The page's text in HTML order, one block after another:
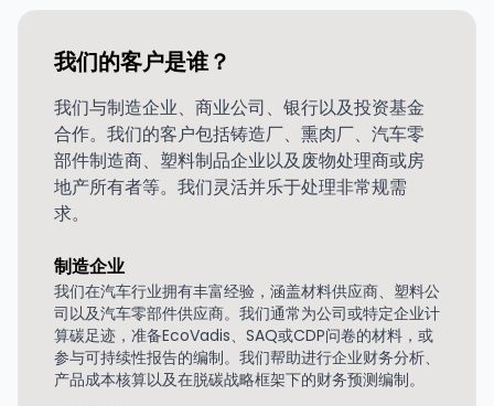
我们的客户是谁？
我们与制造企业、商业公司、银行以及投资基金
合作。我们的客户包括铸造厂、熏肉厂、汽车零
部件制造商、塑料制品企业以及废物处理商或房
地产所有者等。我们灵活并乐于处理非常规需
求。
制造企业
我们在汽车行业拥有丰富经验，涵盖材料供应商、塑料公
司以及汽车零部件供应商。我们通常为公司或特定企业计
算碳足迹，准备EcoVadis、SAQ或CDP问卷的材料，或
参与可持续性报告的编制。我们帮助进行企业财务分析、
产品成本核算以及在脱碳战略框架下的财务预测编制。